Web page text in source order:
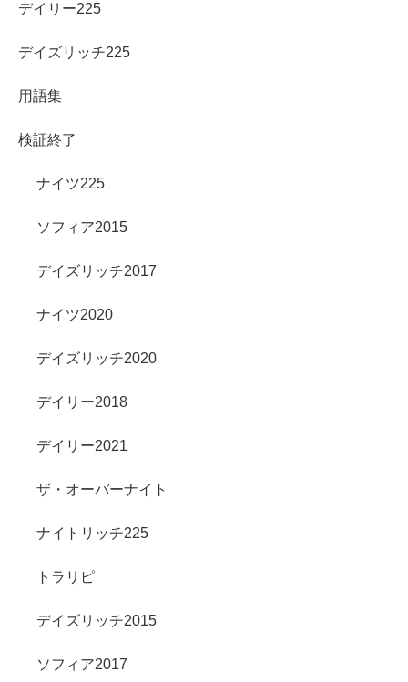
デイリー225
デイズリッチ225
用語集
検証終了
ナイツ225
ソフィア2015
デイズリッチ2017
ナイツ2020
デイズリッチ2020
デイリー2018
デイリー2021
ザ・オーバーナイト
ナイトリッチ225
トラリピ
デイズリッチ2015
ソフィア2017